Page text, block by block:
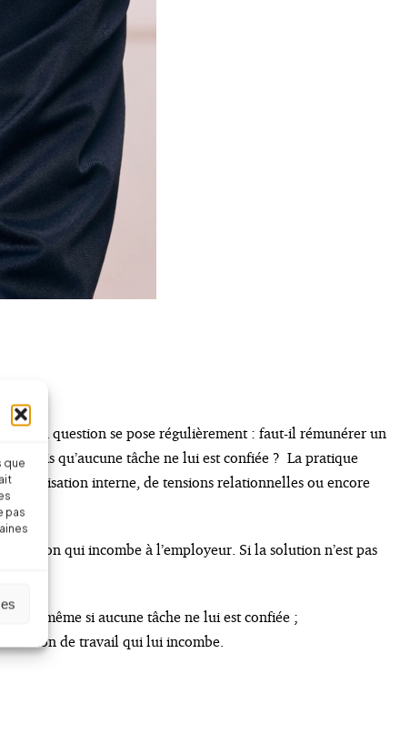
que
pas
La question se pose régulièrement : faut-il rémunérer un
mais qu’aucune tâche ne lui est confiée ? La pratique
interne, de tensions relationnelles ou encore
qui incombe à l’employeur. Si la solution n’est pas
, même si aucune tâche ne lui est confiée ;
de travail qui lui incombe.